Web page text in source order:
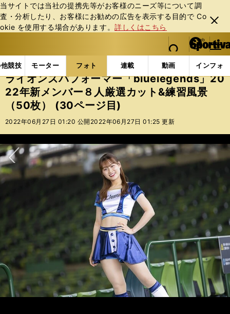
当サイトでは当社の提携先等がお客様のニーズ等について調
査・分析したり、お客様にお勧めの広告を表⽰する⽬的で Co
okie を使⽤する場合があります。詳しくはこちら
閉じ
る
web Sportiva (webスポルティーバ)
検索
マイペ
ー
ジ
メニュ
競技 モーター フォト 連載 動画 インフォ
b
ス
ポ
ル
テ
ー
バ
フォトギャラリー ライオンズパフォーマー「
ライオンズパフォーマー「bluelegends」20
22年新メンバー８人厳選カット&練習風景
（50枚） (30ページ目)
2022年06月27日 01:20 公開 2022年06月27日 01:25 更新
Yuukiさん
photo by Tatematsu Naozumi
インタビュー記事はこちら＞＞
Chihiroさん
photo by Tatematsu Naozumi
インタビュー記事はこちら＞＞
Mamiさん
photo by Tatematsu Naozumi
インタビュー記事はこちら＞＞
Ayanoさん
photo by Tatematsu Naozumi
インタビュー記事はこちら＞＞
Nozomiさん
photo by Tatematsu Naozumi
インタビュー記事はこちら＞＞
Rinkaさん
photo by Tatematsu Naozumi
インタビュー記事はこちら＞＞
Masakiさん
photo by Tatematsu Naozumi
インタビュー記事はこちら＞＞
Yumenaさん
photo by Tatematsu Naozumi
インタビュー記事はこちら＞＞
練習中のメンバーたち
photo by Tatematsu Naozumi
インタビュー記事はこちら＞＞
連載「美しき球団チアリーダーたち」記事一覧はこちら＞＞
前へ